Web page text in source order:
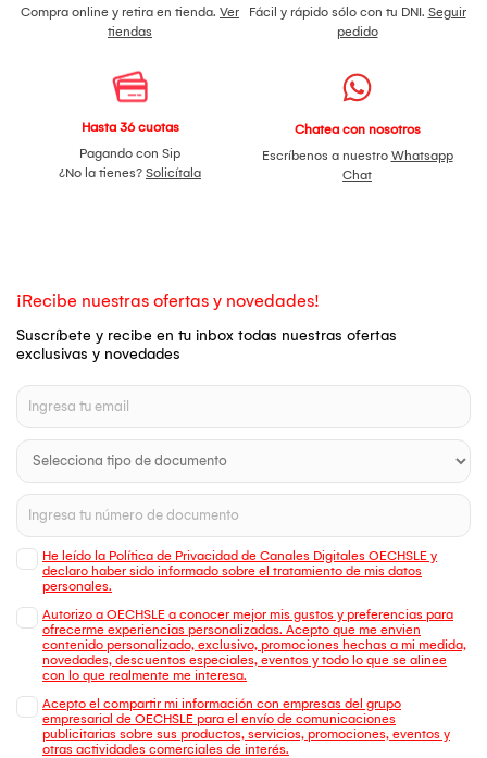
Compra online y retira en tienda. Ver
tiendas
Fácil y rápido sólo con tu DNI. Seguir
pedido
Hasta 36 cuotas
Pagando con Sip
¿No la tienes? Solicítala
Chatea con nosotros
Escríbenos a nuestro Whatsapp
Chat
¡Recibe nuestras ofertas y novedades!
Suscríbete y recibe en tu inbox todas nuestras ofertas
exclusivas y novedades
He leído la Política de Privacidad de Canales Digitales OECHSLE y
declaro haber sido informado sobre el tratamiento de mis datos
personales.
Autorizo a OECHSLE a conocer mejor mis gustos y preferencias para
ofrecerme experiencias personalizadas. Acepto que me envien
contenido personalizado, exclusivo, promociones hechas a mi medida,
novedades, descuentos especiales, eventos y todo lo que se alinee
con lo que realmente me interesa.
Acepto el compartir mi información con empresas del grupo
empresarial de OECHSLE para el envío de comunicaciones
publicitarias sobre sus productos, servicios, promociones, eventos y
otras actividades comerciales de interés.